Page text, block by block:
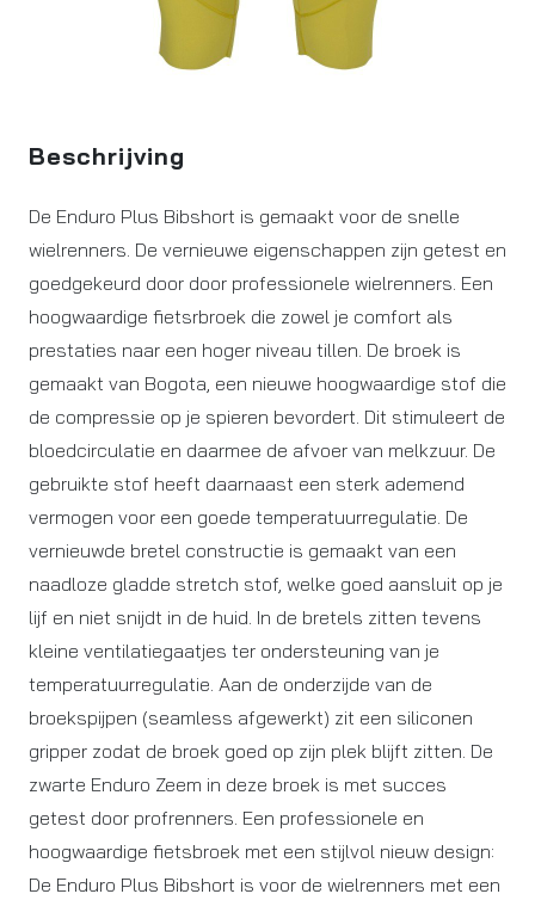
Beschrijving
De Enduro Plus Bibshort is gemaakt voor de snelle
wielrenners. De vernieuwe eigenschappen zijn getest en
goedgekeurd door door professionele wielrenners. Een
hoogwaardige fietsrbroek die zowel je comfort als
prestaties naar een hoger niveau tillen. De broek is
gemaakt van Bogota, een nieuwe hoogwaardige stof die
de compressie op je spieren bevordert. Dit stimuleert de
bloedcirculatie en daarmee de afvoer van melkzuur. De
gebruikte stof heeft daarnaast een sterk ademend
vermogen voor een goede temperatuurregulatie. De
vernieuwde bretel constructie is gemaakt van een
naadloze gladde stretch stof, welke goed aansluit op je
lijf en niet snijdt in de huid. In de bretels zitten tevens
kleine ventilatiegaatjes ter ondersteuning van je
temperatuurregulatie. Aan de onderzijde van de
broekspijpen (seamless afgewerkt) zit een siliconen
gripper zodat de broek goed op zijn plek blijft zitten. De
zwarte Enduro Zeem in deze broek is met succes
getest door profrenners. Een professionele en
hoogwaardige fietsbroek met een stijlvol nieuw design:
De Enduro Plus Bibshort is voor de wielrenners met een